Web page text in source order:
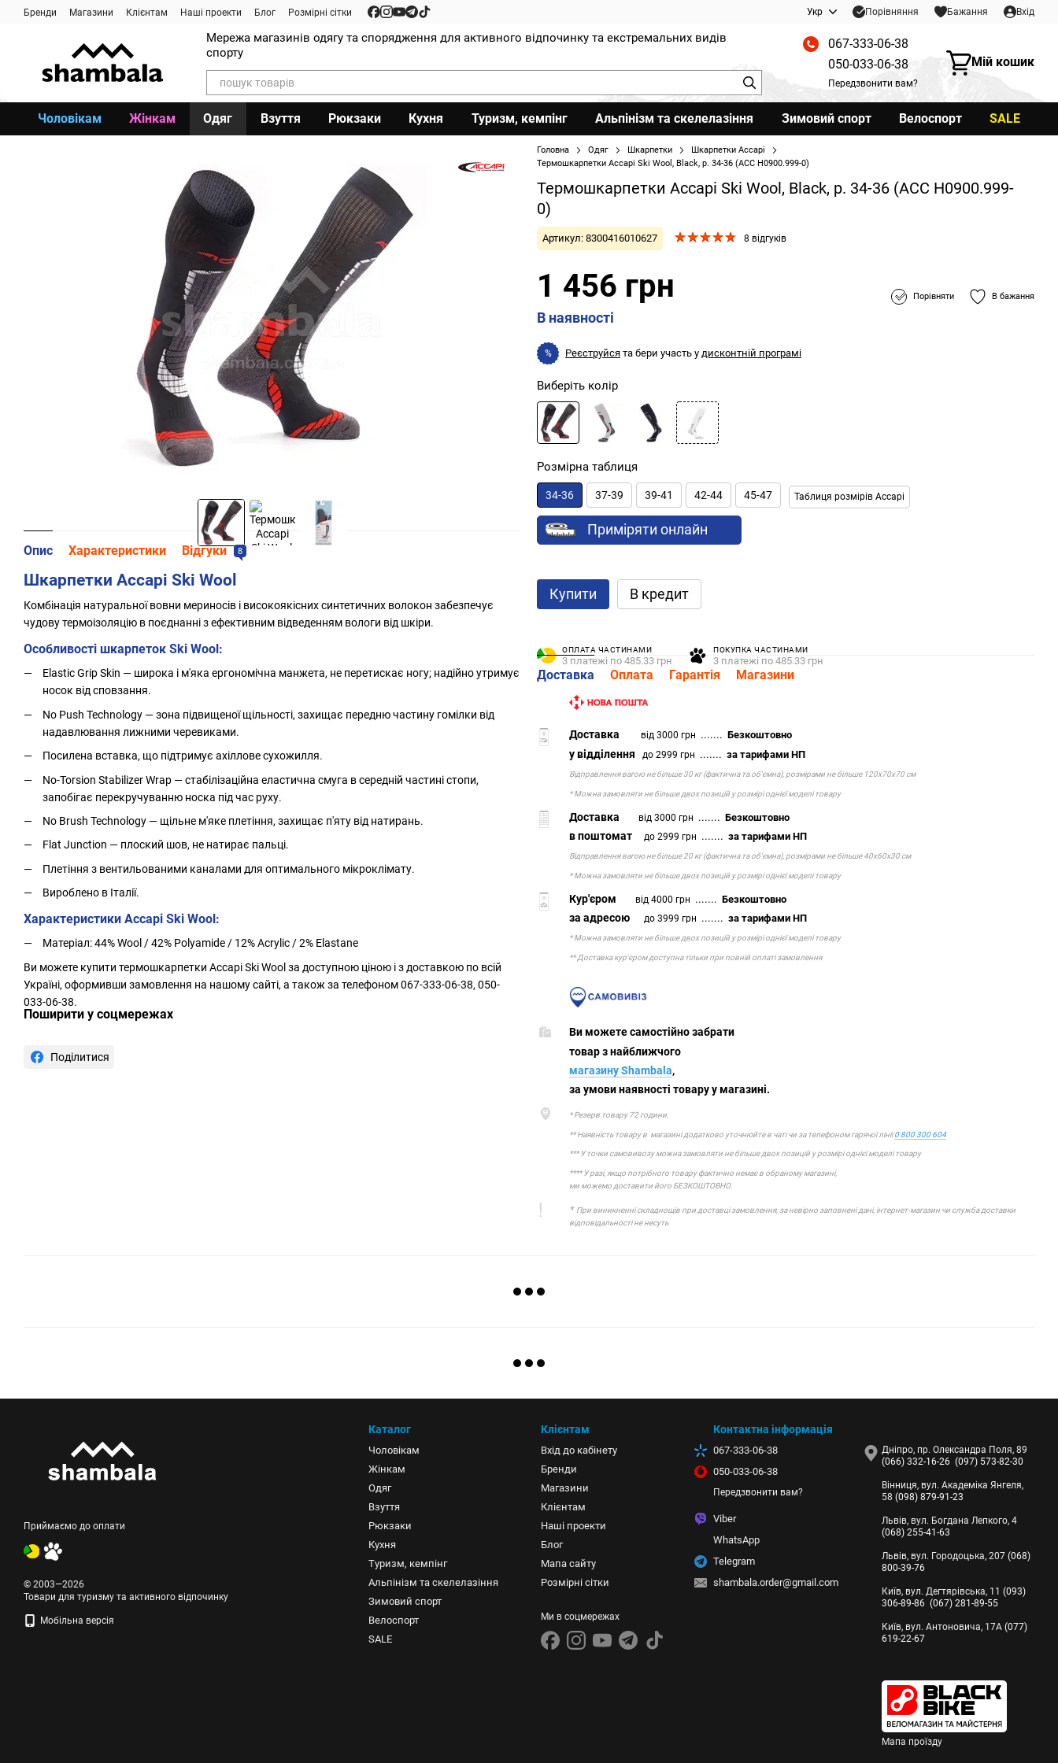
Перейти до основного контенту
Бренди Магазини Клієнтам Наші проекти Блог Розмірні сітки Укр Порівняння Бажання Вхід
Мережа магазинів одягу та спорядження для активного відпочинку та екстремальних видів
спорту
067-333-06-38
050-033-06-38
Передзвонити вам?
Мій кошик
Чоловікам Жінкам Одяг Взуття Рюкзаки Кухня Туризм, кемпінг Альпінізм та скелелазіння Зимовий спорт Велоспорт SALE
Опис Характеристики Відгуки 8
Шкарпетки Accapi Ski Wool
Комбінація натуральної вовни мериносів і високоякісних синтетичних волокон забезпечує
чудову термоізоляцію в поєднанні з ефективним відведенням вологи від шкіри.
Особливості шкарпеток Ski Wool:
Elastic Grip Skin — широка і м'яка ергономічна манжета, не перетискає ногу; надійно утримує
носок від сповзання.
No Push Technology — зона підвищеної щільності, захищає передню частину гомілки від
надавлювання лижними черевиками.
Посилена вставка, що підтримує ахіллове сухожилля.
No-Torsion Stabilizer Wrap — стабілізаційна еластична смуга в середній частині стопи,
запобігає перекручуванню носка під час руху.
No Brush Technology — щільне м'яке плетіння, захищає п'яту від натирань.
Flat Junction — плоский шов, не натирає пальці.
Плетіння з вентильованими каналами для оптимального мікроклімату.
Вироблено в Італії.
Характеристики Accapi Ski Wool:
Матеріал: 44% Wool / 42% Polyamide / 12% Acrylic / 2% Elastane
Ви можете купити термошкарпетки Accapi Ski Wool за доступною ціною і з доставкою по всій
Україні, оформивши замовлення на нашому сайті, а також за телефоном 067-333-06-38, 050-
033-06-38.
Поширити у соцмережах
Поділитися
Головна Одяг Шкарпетки
Шкарпетки Accapi
Термошкарпетки Accapi Ski Wool, Black, р. 34-36 (ACC H0900.999-0)
Термошкарпетки Accapi Ski Wool, Black, р. 34-36 (ACC H0900.999-
0)
Артикул: 8300416010627 8 відгуків
1 456 грн
В наявності
Порівняти В бажання
% Реєструйся та бери участь у дисконтній програмі
Виберіть колір
Розмірна таблиця
34-36 37-39 39-41 42-44 45-47 Таблиця розмірів Accapi
Приміряти онлайн
Купити В кредит
ОПЛАТА ЧАСТИНАМИ
3 платежі по 485.33 грн
ПОКУПКА ЧАСТИНАМИ
3 платежі по 485.33 грн
Доставка Оплата Гарантія Магазини
Доставка від 3000 грн .......Безкоштовно
у відділення до 2999 грн .......за тарифами НП
Відправлення вагою не більше 30 кг (фактична та об'ємна), розмірами не більше 120х70х70 см
* Можна замовляти не більше двох позицій у розмірі однієї моделі товару
Доставка від 3000 грн .......Безкоштовно
в поштомат до 2999 грн .......за тарифами НП
Відправлення вагою не більше 20 кг (фактична та об'ємна), розмірами не більше 40х60х30 см
* Можна замовляти не більше двох позицій у розмірі однієї моделі товару
Кур'єром від 4000 грн .......Безкоштовно
за адресою до 3999 грн .......за тарифами НП
* Можна замовляти не більше двох позицій у розмірі однієї моделі товару
** Доставка кур'єром доступна тільки при повній оплаті замовлення
Ви можете самостійно забрати
товар з найближчого
магазину Shambala,
за умови наявності товару у магазині.
* Резерв товару 72 години.
** Наявність товару в магазині додатково уточнюйте в чаті чи за телефоном гарячої лінії0 800 300 604
*** У точки самовивозу можна замовляти не більше двох позицій у розмірі однієї моделі товару
**** У разі, якщо потрібного товару фактично немає в обраному магазині,
ми можемо доставити його БЕЗКОШТОВНО.
*При виникненні складнощів при доставці замовлення, за невірно заповнені дані, інтернет-магазин чи служба доставки
відповідальності не несуть
Приймаємо до оплати
© 2003—2026
Товари для туризму та активного відпочинку
Мобільна версія
Каталог
Чоловікам
Жінкам
Одяг
Взуття
Рюкзаки
Кухня
Туризм, кемпінг
Альпінізм та скелелазіння
Зимовий спорт
Велоспорт
SALE
Клієнтам
Вхід до кабінету
Бренди
Магазини
Клієнтам
Наші проекти
Блог
Мапа сайту
Розмірні сітки
Ми в соцмережах
Контактна інформація
067-333-06-38
050-033-06-38
Передзвонити вам?
Viber
WhatsApp
Telegram
shambala.order@gmail.com
Дніпро, пр. Олександра Поля, 89
(066) 332-16-26 (097) 573-82-30
Вінниця, вул. Академіка Янгеля,
58 (098) 879-91-23
Львів, вул. Богдана Лепкого, 4
(068) 255-41-63
Львів, вул. Городоцька, 207 (068)
800-39-76
Київ, вул. Дегтярівська, 11 (093)
306-89-86 (067) 281-89-55
Київ, вул. Антоновича, 17А (077)
619-22-67
Мапа проїзду